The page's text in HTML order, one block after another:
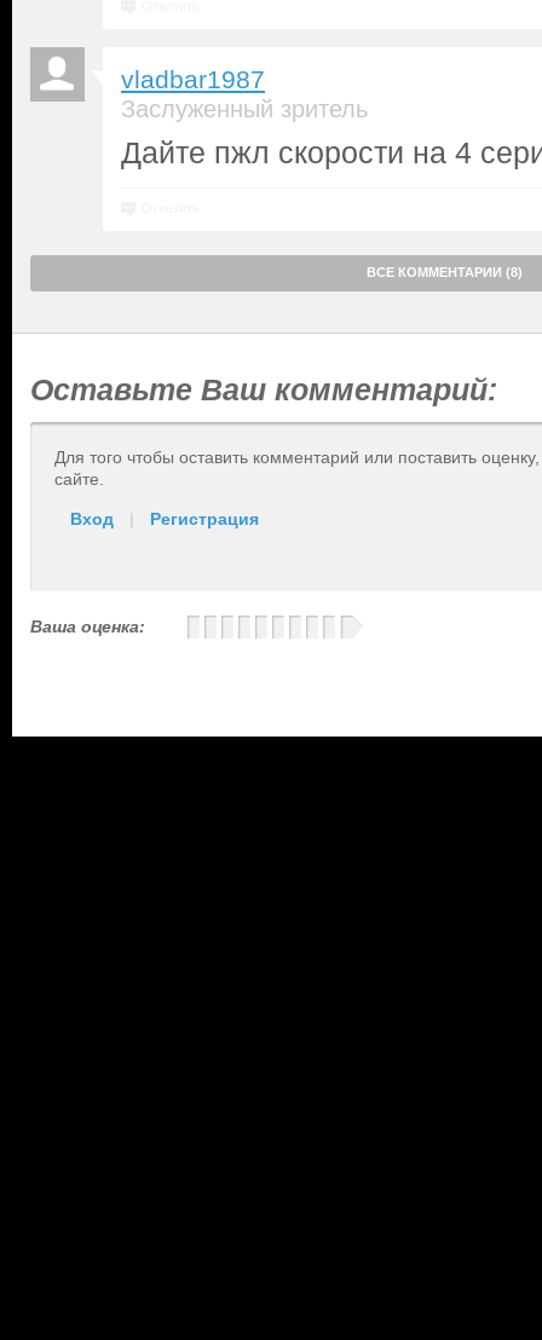
vladbar1987
Заслуженный зритель
Дайте пжл скорости на 4
ВСЕ КОММЕНТАРИИ (8)
Оставьте Ваш комментарий:
Для того чтобы оставить комментарий или поставить
сайте.
Вход | Регистрация
Ваша оценка: